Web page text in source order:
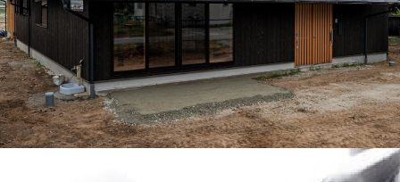
古民家再生